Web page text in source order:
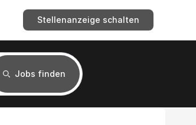
Stellenanzeige schalten
Jobs finden